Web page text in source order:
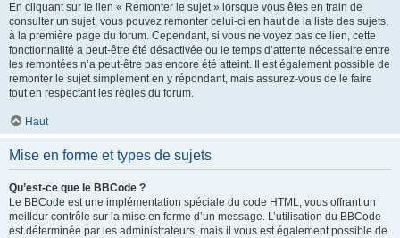
En cliquant sur le lien « Remonter le sujet » lorsque vous êtes en train de
consulter un sujet, vous pouvez remonter celui-ci en haut de la liste des sujets,
à la première page du forum. Cependant, si vous ne voyez pas ce lien, cette
fonctionnalité a peut-être été désactivée ou le temps d’attente nécessaire entre
les remontées n’a peut-être pas encore été atteint. Il est également possible de
remonter le sujet simplement en y répondant, mais assurez-vous de le faire
tout en respectant les règles du forum.
Haut
Mise en forme et types de sujets
Qu’est-ce que le BBCode ?
Le BBCode est une implémentation spéciale du code HTML, vous offrant un
meilleur contrôle sur la mise en forme d’un message. L’utilisation du BBCode
est déterminée par les administrateurs, mais il vous est également possible de